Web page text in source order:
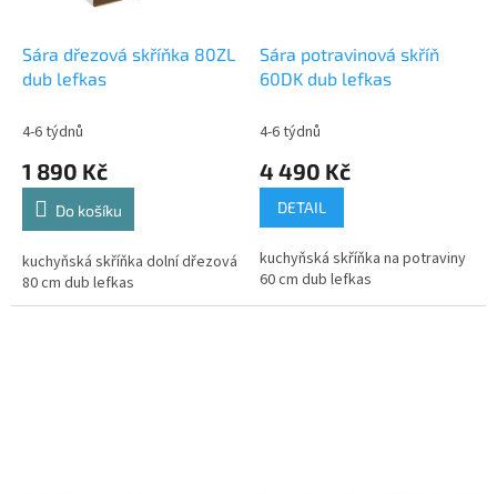
Sára dřezová skříňka 80ZL
dub lefkas
4-6 týdnů
1 890 Kč
Do košíku
kuchyňská skříňka dolní dřezová
80 cm dub lefkas
Sára potravinová skříň
60DK dub lefkas
4-6 týdnů
4 490 Kč
DETAIL
kuchyňská skříňka na potraviny
60 cm dub lefkas